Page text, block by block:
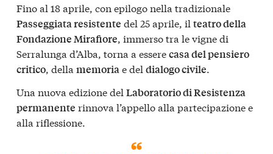
Fino al 18 aprile, con epilogo nella tradizionale
Passeggiata resistente del 25 aprile, il teatro della
Fondazione Mirafiore, immerso tra le vigne di
Serralunga d’Alba, torna a esserecasa del pensiero
critico, della memoriae del dialogo civile.
Una nuova edizione del Laboratorio di Resistenza
permanente rinnova l’appello alla partecipazione e
alla riflessione.